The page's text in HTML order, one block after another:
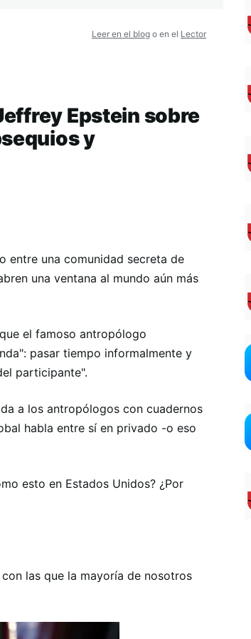
Leer en el blog o en el Lector
Epstein sobre
y
entre una comunidad secreta de
una ventana al mundo aún más
el famoso antropólogo
pasar tiempo informalmente y
participante".
a los antropólogos con cuadernos
habla entre sí en privado -o eso
esto en Estados Unidos? ¿Por
las que la mayoría de nosotros